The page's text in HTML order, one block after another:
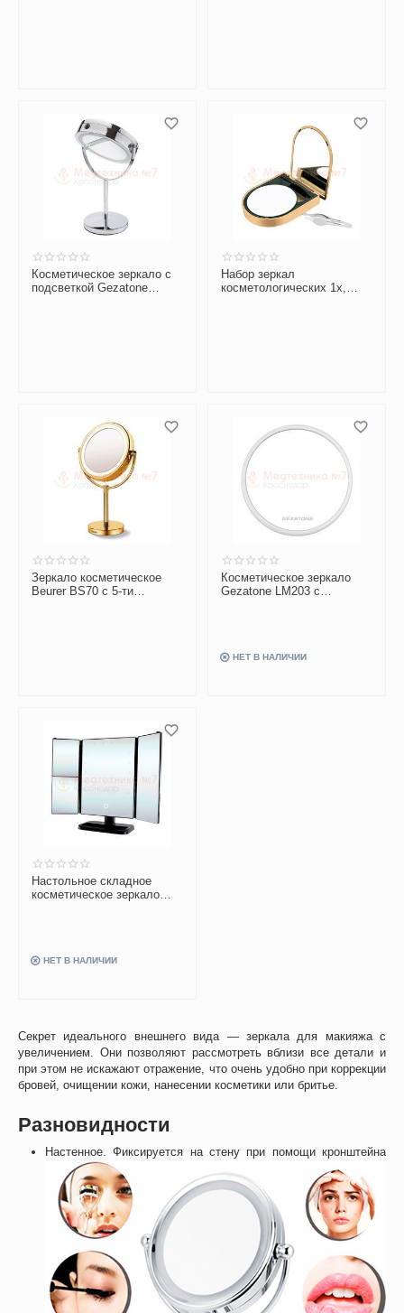
Секрет идеального внешнего вида — зеркала для макияжа с
увеличением. Они позволяют рассмотреть вблизи все детали и
при этом не искажают отражение, что очень удобно при коррекции
бровей, очищении кожи, нанесении косметики или бритье.
Разновидности
Настенное. Фиксируется на стену при помощи кронштейна
Косметическое зеркало с
подсветкой Gezatone
Набор зеркал
косметологических 1х,
Зеркало косметическое
Beurer BS70 с 5-ти
Косметическое зеркало
Gezatone LM203 с
НЕТ В НАЛИЧИИ
Настольное складное
косметическое зеркало
НЕТ В НАЛИЧИИ